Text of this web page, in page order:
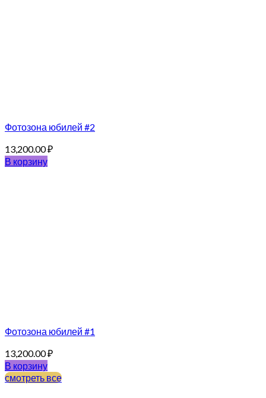
Фотозона юбилей #2
13,200.00₽
В корзину
Фотозона юбилей #1
13,200.00₽
В корзину
смотреть все